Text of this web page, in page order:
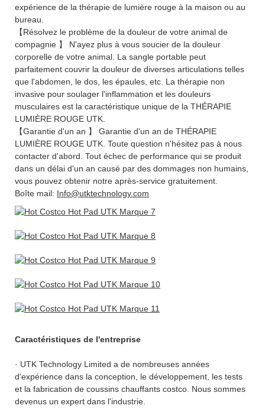
expérience de la thérapie de lumière rouge à la maison ou au
bureau.
【Résolvez le problème de la douleur de votre animal de
compagnie 】 N'ayez plus à vous soucier de la douleur
corporelle de votre animal. La sangle portable peut
parfaitement couvrir la douleur de diverses articulations telles
que l'abdomen, le dos, les épaules, etc. La thérapie non
invasive pour soulager l'inflammation et les douleurs
musculaires est la caractéristique unique de la THÉRAPIE
LUMIÈRE ROUGE UTK.
【Garantie d'un an 】 Garantie d'un an de THÉRAPIE
LUMIÈRE ROUGE UTK. Toute question n'hésitez pas à nous
contacter d'abord. Tout échec de performance qui se produit
dans un délai d'un an causé par des dommages non humains,
vous pouvez obtenir notre après-service gratuitement.
Boîte mail: Info@utktechnology.com
Caractéristiques de l'entreprise
· UTK Technology Limited a de nombreuses années
d'expérience dans la conception, le développement, les tests
et la fabrication de coussins chauffants costco. Nous sommes
devenus un expert dans l'industrie.